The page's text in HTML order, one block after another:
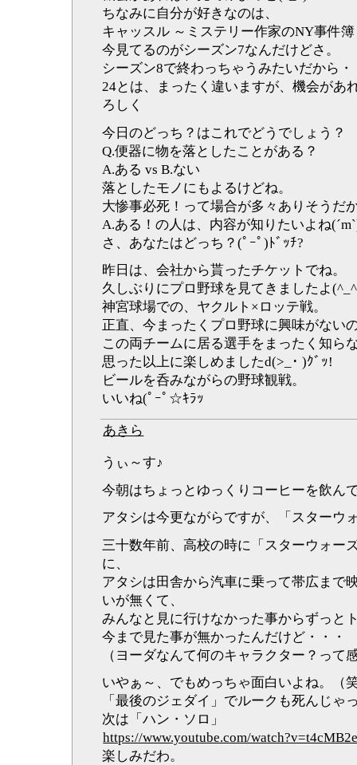
ちなみに自分が好きなのは、
キャッスル ～ミステリー作家のNY事件簿
今見てるのがシーズン7なんだけどさ。
シーズン8で終わっちゃうみたいだから・
24とは、まったく違いますが、機会があ
ろしく
今日のどっち？はこれでどうでしょう？
Q.便器に物を落としたことがある？
A.ある vs B.ない
落としたモノにもよるけどね。
大惨事必死！って場合が多々ありそうだ
A.ある！の人は、内容が知りたいよね
さ、あなたはどっち？(ﾟｰﾟ)ﾄﾞｯﾁ?
昨日は、会社から貰ったチケットでね。
久しぶりにプロ野球を見てきましたよ
神宮球場での、ヤクルト×ロッテ戦。
正直、今まったくプロ野球に興味がない
この両チームに居る選手をまったく知ら
思った以上に楽しめましたd(>_･ )ｸﾞｯ!
ビールを呑みながらの野球観戦。
いいね(ﾟｰﾟ☆ｷﾗｯ
あきら
うぃ～す♪
今朝はちょっとゆっくりコーヒーを飲ん
アタシは今更ながらですが、「スターウ
三十数年前、高校の時に「スターウォー
に、
アタシは田舎から汽車に乗って帯広まで
いが無くて、
みんなと見に行けなかった事からずっと
今まで見た事が無かったんだけど・・・
（ヨーダなんて何のキャラクター？って
いやぁ～、でもめっちゃ面白いよね。（
「最後のジェダイ」でルークも死んじゃ
次は「ハン・ソロ」
https://www.youtube.com/
楽しみだわ。